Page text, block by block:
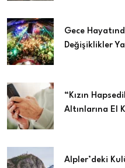
Gece
Değişiklikler
“Kızın
Altınlarına El
Alpler’deki